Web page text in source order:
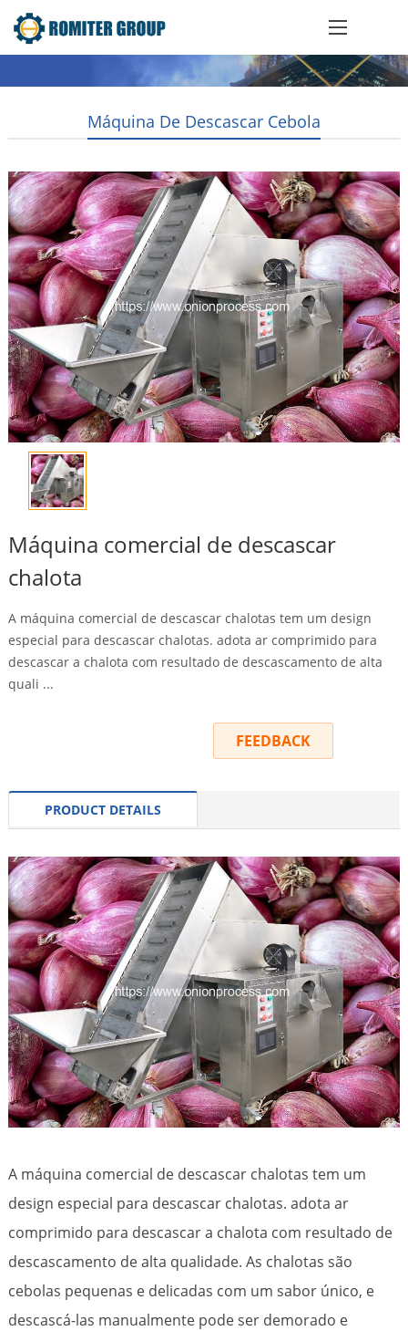
Máquina De Descascar Cebola
Máquina comercial de descascar
chalota
A máquina comercial de descascar chalotas tem um design
especial para descascar chalotas. adota ar comprimido para
descascar a chalota com resultado de descascamento de alta
quali ...
FEEDBACK
PRODUCT DETAILS
A máquina comercial de descascar chalotas tem um
design especial para descascar chalotas. adota ar
comprimido para descascar a chalota com resultado de
descascamento de alta qualidade. As chalotas são
cebolas pequenas e delicadas com um sabor único, e
descascá-las manualmente pode ser demorado e